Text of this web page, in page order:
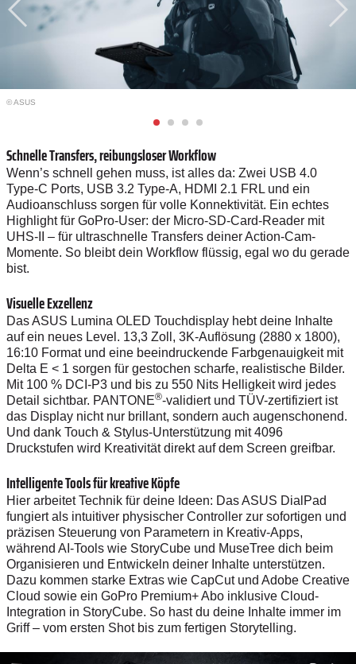
© ASUS
Schnelle Transfers, reibungsloser Workflow
Wenn’s schnell gehen muss, ist alles da: Zwei USB 4.0
Type-C Ports, USB 3.2 Type-A, HDMI 2.1 FRL und ein
Audioanschluss sorgen für volle Konnektivität. Ein echtes
Highlight für GoPro-User: der Micro-SD-Card-Reader mit
UHS-II – für ultraschnelle Transfers deiner Action-Cam-
Momente. So bleibt dein Workflow flüssig, egal wo du gerade
bist.
Visuelle Exzellenz
Das ASUS Lumina OLED Touchdisplay hebt deine Inhalte
auf ein neues Level. 13,3 Zoll, 3K-Auflösung (2880 x 1800),
16:10 Format und eine beeindruckende Farbgenauigkeit mit
Delta E < 1 sorgen für gestochen scharfe, realistische Bilder.
Mit 100 % DCI-P3 und bis zu 550 Nits Helligkeit wird jedes
Detail sichtbar. PANTONE®-validiert und TÜV-zertifiziert ist
das Display nicht nur brillant, sondern auch augenschonend.
Und dank Touch & Stylus-Unterstützung mit 4096
Druckstufen wird Kreativität direkt auf dem Screen greifbar.
Intelligente Tools für kreative Köpfe
Hier arbeitet Technik für deine Ideen: Das ASUS DialPad
fungiert als intuitiver physischer Controller zur sofortigen und
präzisen Steuerung von Parametern in Kreativ-Apps,
während AI-Tools wie StoryCube und MuseTree dich beim
Organisieren und Entwickeln deiner Inhalte unterstützen.
Dazu kommen starke Extras wie CapCut und Adobe Creative
Cloud sowie ein GoPro Premium+ Abo inklusive Cloud-
Integration in StoryCube. So hast du deine Inhalte immer im
Griff – vom ersten Shot bis zum fertigen Storytelling.